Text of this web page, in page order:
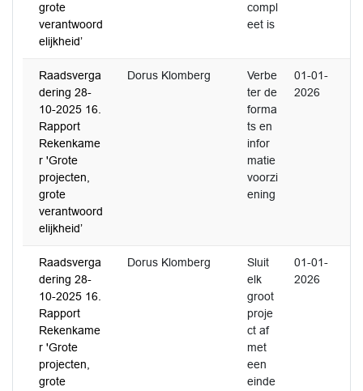
grote
verantwoord
elijkheid’
compl
eet is
Raadsverga
dering 28-
10-2025 16.
Rapport
Rekenkame
r 'Grote
projecten,
grote
verantwoord
elijkheid’
Dorus Klomberg
Verbe
ter de
forma
ts en
infor
matie
voorzi
ening
01-01-
2026
Raadsverga
dering 28-
10-2025 16.
Rapport
Rekenkame
r 'Grote
projecten,
grote
Dorus Klomberg
Sluit
elk
groot
proje
ct af
met
een
einde
01-01-
2026